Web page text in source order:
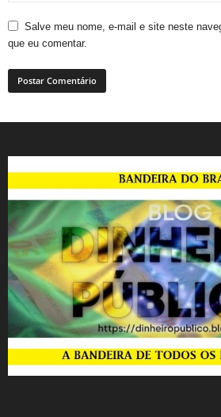
Salve meu nome, e-mail e site neste
que eu comentar.